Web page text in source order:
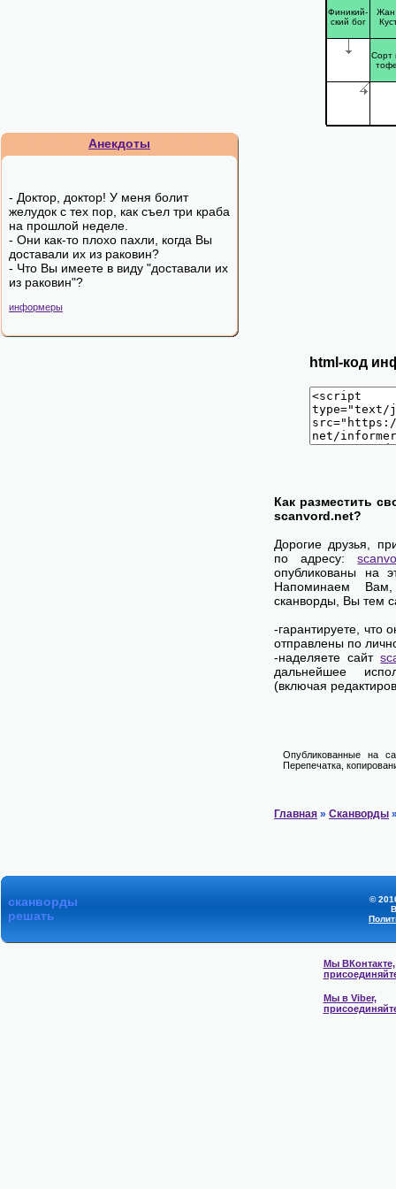
Анекдоты
- Доктор, доктор! У меня болит
желудок с тех пор, как съел три краба
на прошлой неделе.
- Они как-то плохо пахли, когда Вы
доставали их из раковин?
- Что Вы имеете в виду "доставали их
из раковин"?
информеры
Финикий-
ский бог
Сорт
html-код
Как разместить
scanvord.net?
Дорогие друзья,
по адресу:
опубликованы на
Напоминаем
сканворды, Вы тем
-гарантируете, что
отправлены по
-наделяете сайт
дальнейшее
(включая
Опубликованные на
Перепечатка,
Главная » Сканворды
сканворды
решать
©
Мы ВКонтакте,
Мы в Viber,